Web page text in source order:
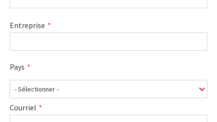
Entreprise
Pays
Courriel